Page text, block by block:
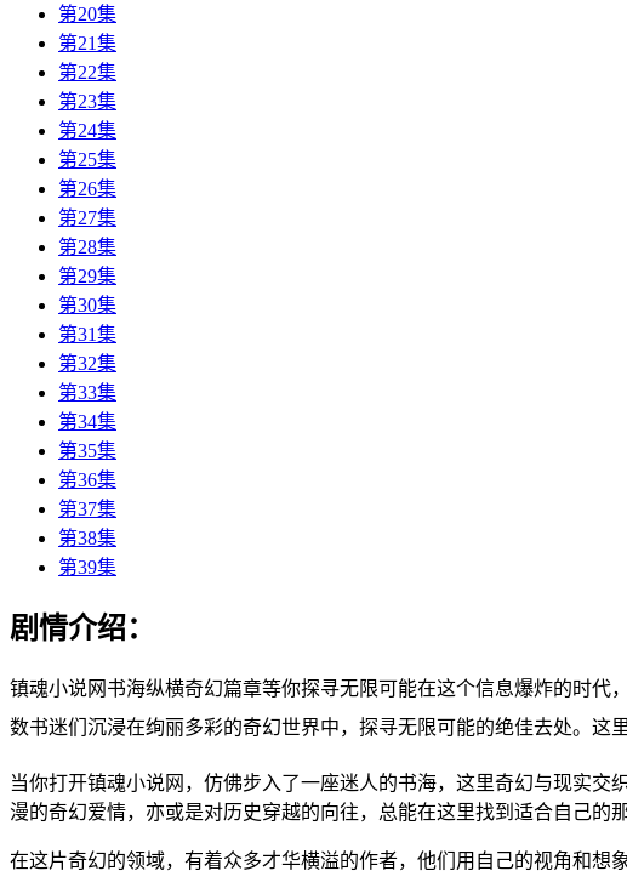
第20集
第21集
第22集
第23集
第24集
第25集
第26集
第27集
第28集
第29集
第30集
第31集
第32集
第33集
第34集
第35集
第36集
第37集
第38集
第39集
剧情介绍：
镇魂小说网书海纵横奇幻篇章等你探寻无限可能在这个信息爆炸的时
数书迷们沉浸在绚丽多彩的奇幻世界中，探寻无限可能的绝佳去处。这
当你打开镇魂小说网，仿佛步入了一座迷人的书海，这里奇幻与现实
漫的奇幻爱情，亦或是对历史穿越的向往，总能在这里找到适合自己的
在这片奇幻的领域，有着众多才华横溢的作者，他们用自己的视角和